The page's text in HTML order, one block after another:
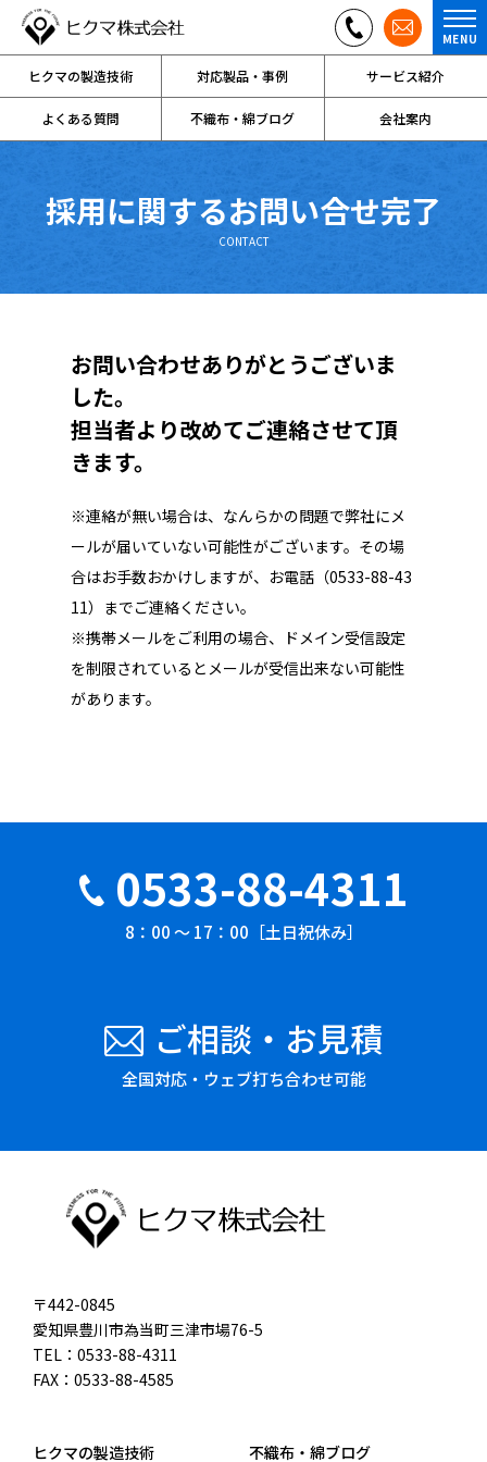
MENU
ヒクマの製造技術 対応製品・事例 サービス紹介
よくある質問 不織布・綿ブログ 会社案内
採用に関するお問い合せ完了
CONTACT
お問い合わせありがとうございま
した。
担当者より改めてご連絡させて頂
きます。
※連絡が無い場合は、なんらかの問題で弊社にメ
ールが届いていない可能性がございます。その場
合はお手数おかけしますが、お電話（0533-88-43
11）までご連絡ください。
※携帯メールをご利用の場合、ドメイン受信設定
を制限されているとメールが受信出来ない可能性
があります。
0533-88-4311
8：00 ～ 17：00［土日祝休み］
ご相談・お見積
全国対応・ウェブ打ち合わせ可能
〒442-0845
愛知県豊川市為当町三津市場76-5
TEL：0533-88-4311
FAX：0533-88-4585
ヒクマの製造技術 不織布・綿ブログ